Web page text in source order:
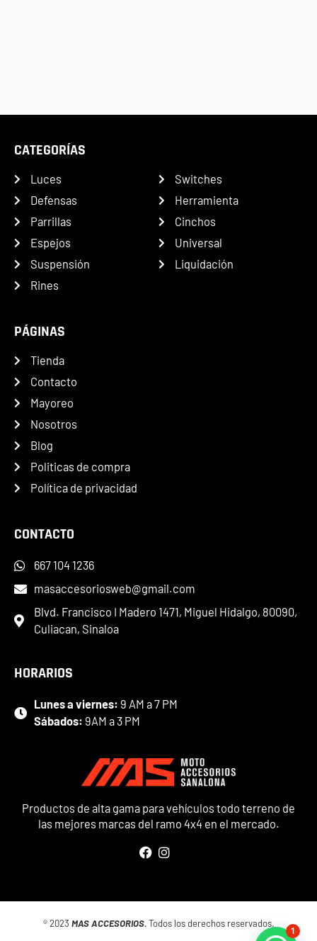
Productos de alta gama para vehículos todo terreno de
las mejores marcas del ramo 4x4 en el mercado.
CATEGORÍAS
Luces
Defensas
Parrillas
Espejos
Suspensión
Rines
Switches
Herramienta
Cinchos
Universal
Liquidación
PÁGINAS
Tienda
Contacto
Mayoreo
Nosotros
Blog
Politicas de compra
Política de privacidad
CONTACTO
667 104 1236
masaccesoriosweb@gmail.com
Blvd. Francisco I Madero 1471, Miguel Hidalgo, 80090,
Culiacan, Sinaloa
HORARIOS
Lunes a viernes: 9 AM a 7 PM
Sábados: 9AM a 3 PM
® 2023 MAS ACCESORIOS.Todos los derechos reservados.
1